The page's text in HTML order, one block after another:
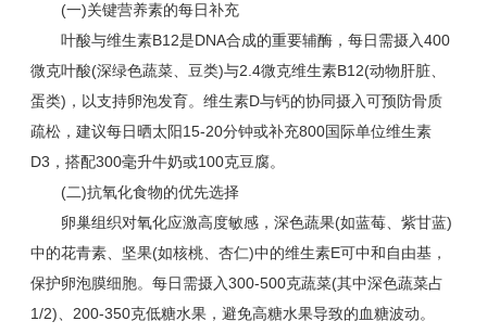
(一)关键营养素的每日补充
叶酸与维生素B12是DNA合成的重要辅酶，每日需摄入400
微克叶酸(深绿色蔬菜、豆类)与2.4微克维生素B12(动物肝脏、
蛋类)，以支持卵泡发育。维生素D与钙的协同摄入可预防骨质
疏松，建议每日晒太阳15-20分钟或补充800国际单位维生素
D3，搭配300毫升牛奶或100克豆腐。
(二)抗氧化食物的优先选择
卵巢组织对氧化应激高度敏感，深色蔬果(如蓝莓、紫甘蓝)
中的花青素、坚果(如核桃、杏仁)中的维生素E可中和自由基，
保护卵泡膜细胞。每日需摄入300-500克蔬菜(其中深色蔬菜占
1/2)、200-350克低糖水果，避免高糖水果导致的血糖波动。